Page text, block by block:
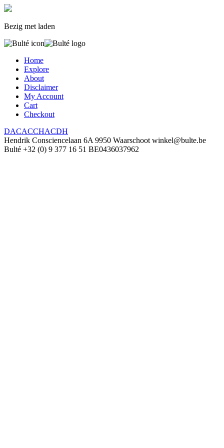
Bezig met laden
Home
Explore
About
Disclaimer
My Account
Cart
Checkout
DACACCHACDH
Hendrik Consciencelaan 6A 9950 Waarschoot winkel@bulte.be
Bulté +32 (0) 9 377 16 51 BE0436037962